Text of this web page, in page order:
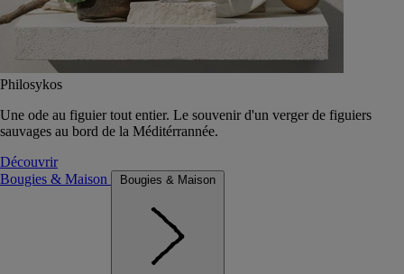
Philosykos
Une ode au figuier tout entier. Le souvenir d'un verger de figuiers
sauvages au bord de la Méditérrannée.
Découvrir
Bougies & Maison
Bougies & Maison